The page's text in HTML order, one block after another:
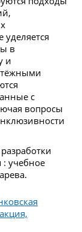
в
и
с
вопросы
: учебное